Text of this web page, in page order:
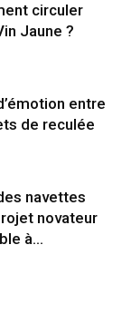
circuler
Jaune ?
entre
de reculée
navettes
novateur
à...